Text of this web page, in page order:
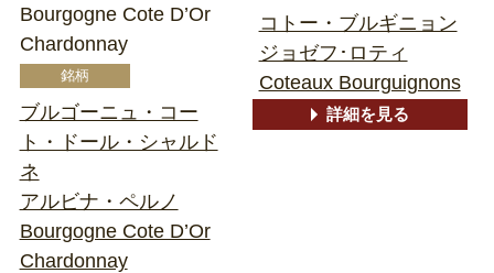
Bourgogne Cote D’Or
Chardonnay
ブルゴーニュ・コー
ト・ドール・シャルド
ネ
アルビナ・ペルノ
Bourgogne Cote D’Or
Chardonnay
コトー・ブルギニョン
ジョゼフ･ロティ
Coteaux Bourguignons
詳細を見る